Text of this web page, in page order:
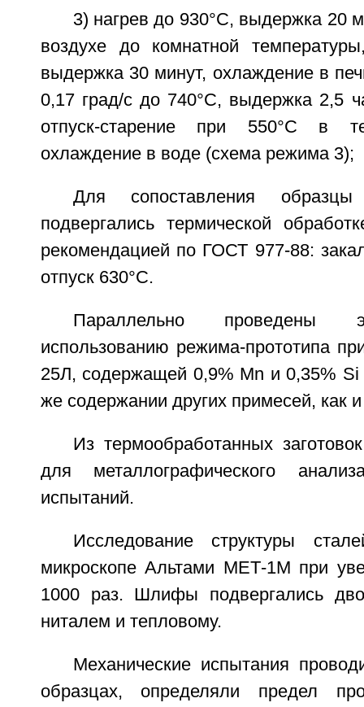
3) нагрев до 930°C, выдержка 20
воздухе до комнатной
выдержка 30 минут, охлаждение в
0,17 град/с до 740°C, выдержка 2,5
отпуск-старение при 550°C в
охлаждение в воде (схема режима 3);
Для сопоставления
подвергались термической
рекомендацией по ГОСТ 977-88:
отпуск 630°C.
Параллельно проведены
использованию режима-прототипа
25Л, содержащей 0,9% Mn и 0,35% Si
же содержании других примесей, как
Из термообработанных
для металлографического
испытаний.
Исследование структуры
микроскопе Альтами МЕТ-1М при
1000 раз. Шлифы подвергались
ниталем и тепловому.
Механические испытания
образцах, определяли предел